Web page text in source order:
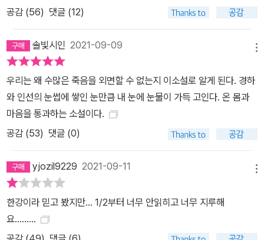
나 우리 앞에 와 있었는지도 모른다. 그 사랑을 사랑으로 알아보고 그
때, 그 마음이 닿은 자리가 눈송이처럼 차갑고 동시에 불꽃처럼 뜨거
워 영영 잊히지 않는 것은 한강의 소설만이 전할 수 있는 경험이 아닐
까. 이렇게 한강의 소설이 우리 앞에 와 있다.
공감 (56) 댓글 (12)
솔빛시인 2021-09-09
우리는 왜 수많은 죽음을 외면할 수 없는지 이소설로 알게 된다. 경하
와 인선의 눈썹에 쌓인 눈만큼 내 눈에 눈물이 가득 고인다. 온 몸과
마음을 통과하는 소설이다.
공감 (53) 댓글 (0)
yjozil9229 2021-09-11
한강이라 믿고 봤지만... 1/2부터 너무 안읽히고 너무 지루해
요.........